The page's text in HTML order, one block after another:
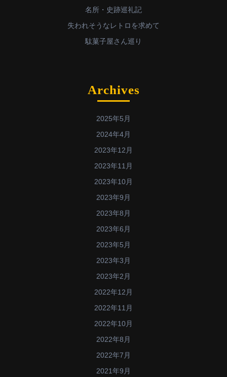
名所・史跡巡礼記
失われそうなレトロを求めて
駄菓子屋さん巡り
Archives
2025年5月
2024年4月
2023年12月
2023年11月
2023年10月
2023年9月
2023年8月
2023年6月
2023年5月
2023年3月
2023年2月
2022年12月
2022年11月
2022年10月
2022年8月
2022年7月
2021年9月